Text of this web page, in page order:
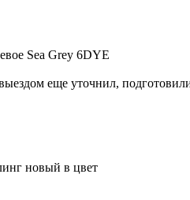
Sea Grey 6DYE
еще уточнил,
новый в цвет